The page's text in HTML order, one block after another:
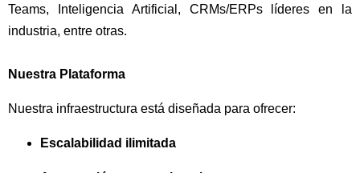
Teams, Inteligencia Artificial, CRMs/ERPs líderes en la
industria, entre otras.
Nuestra Plataforma
Nuestra infraestructura está diseñada para ofrecer:
Escalabilidad ilimitada